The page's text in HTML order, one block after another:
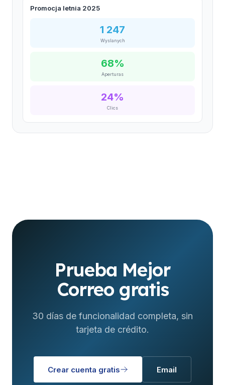
Promocja letnia 2025
1 247
Wyslanych
68%
Aperturas
24%
Clics
Prueba Mejor
Correo gratis
30 días de funcionalidad completa, sin
tarjeta de crédito.
Crear cuenta gratis Email